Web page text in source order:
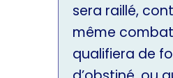
sera raillé,
même
qualifiera de